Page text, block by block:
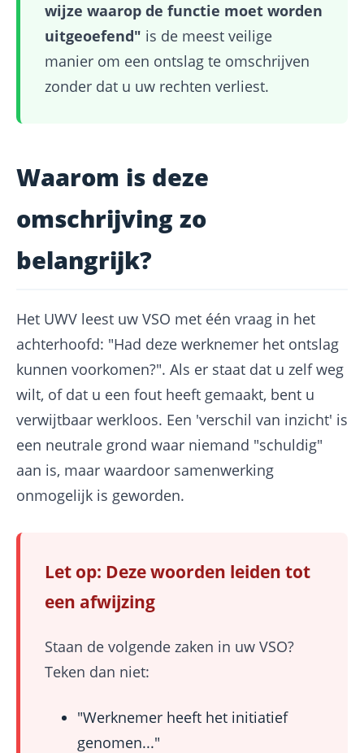
wijze waarop de functie moet worden
uitgeoefend" is de meest veilige
manier om een ontslag te omschrijven
zonder dat u uw rechten verliest.
Waarom is deze
omschrijving zo
belangrijk?
Het UWV leest uw VSO met één vraag in het
achterhoofd: "Had deze werknemer het ontslag
kunnen voorkomen?". Als er staat dat u zelf weg
wilt, of dat u een fout heeft gemaakt, bent u
verwijtbaar werkloos. Een 'verschil van inzicht' is
een neutrale grond waar niemand "schuldig"
aan is, maar waardoor samenwerking
onmogelijk is geworden.
Let op: Deze woorden leiden tot
een afwijzing
Staan de volgende zaken in uw VSO?
Teken dan niet:
"Werknemer heeft het initiatief
genomen..."